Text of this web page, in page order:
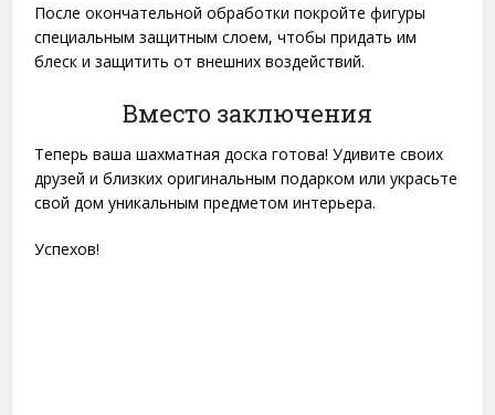
После окончательной обработки покройте фигуры
специальным защитным слоем, чтобы придать им
блеск и защитить от внешних воздействий.
Вместо заключения
Теперь ваша шахматная доска готова! Удивите своих
друзей и близких оригинальным подарком или украсьте
свой дом уникальным предметом интерьера.
Успехов!